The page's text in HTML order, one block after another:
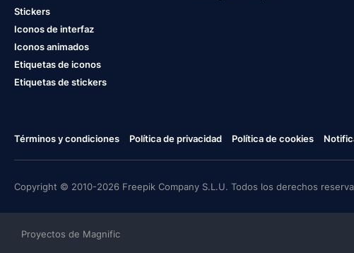
Stickers
Iconos de interfaz
Iconos animados
Etiquetas de iconos
Etiquetas de stickers
Términos y condiciones Política de privacidad Política de cookies
Copyright © 2010-2026 Freepik Company S.L.U. Todos los derechos
Proyectos de Magnific